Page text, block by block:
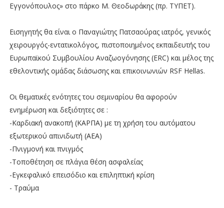
Εγγονόπουλος» στο πάρκo Μ. Θεοδωράκης (πρ. ΤΥΠΕΤ).
Εισηγητής θα είναι ο Παναγιώτης Πατσαούρας ιατρός, γενικός
χειρουργός-εντατικολόγος, πιστοποιημένος εκπαιδευτής του
Ευρωπαϊκού Συμβουλίου Αναζωογόνησης (ERC) και μέλος της
εθελοντικής ομάδας διάσωσης και επικοινωνιών RSF Hellas.
Οι θεματικές ενότητες του σεμιναρίου θα αφορούν
ενημέρωση και δεξιότητες σε :
-Καρδιακή ανακοπή (ΚΑΡΠΑ) με τη χρήση του αυτόματου
εξωτερικού απινιδωτή (ΑΕΑ)
-Πνιγμονή και πνιγμός
-Τοποθέτηση σε πλάγια θέση ασφαλείας
-Εγκεφαλικό επεισόδιο και επιληπτική κρίση
- Τραύμα